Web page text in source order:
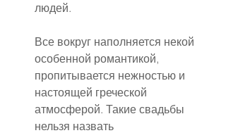
людей.
Все вокруг наполняется некой
особенной романтикой,
пропитывается нежностью и
настоящей греческой
атмосферой. Такие свадьбы
нельзя назвать